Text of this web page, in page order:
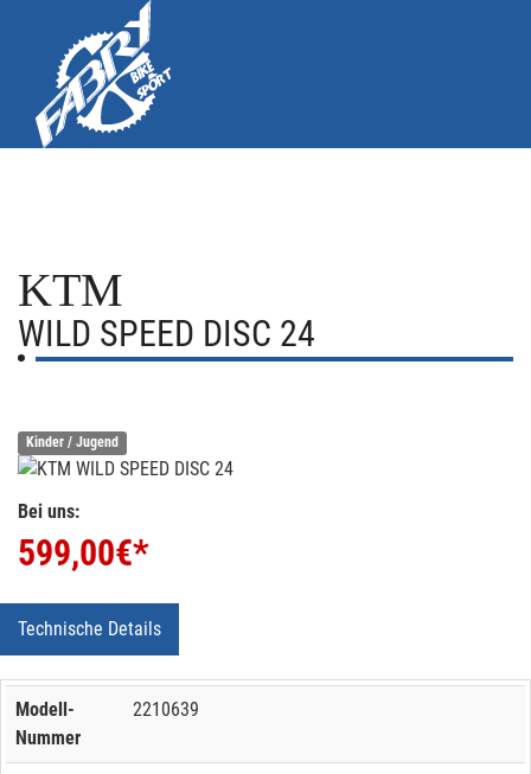
KTM
WILD SPEED DISC 24
Kinder / Jugend
Bei uns:
599,00€*
Technische Details
Modell-
Nummer
2210639